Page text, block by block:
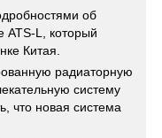
об
ATS-L, который
Китая.
радиаторную
систему
что новая система